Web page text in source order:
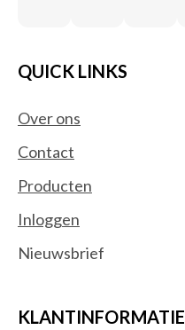
QUICK LINKS
Over ons
Contact
Producten
Inloggen
Nieuwsbrief
KLANTINFORMATIE